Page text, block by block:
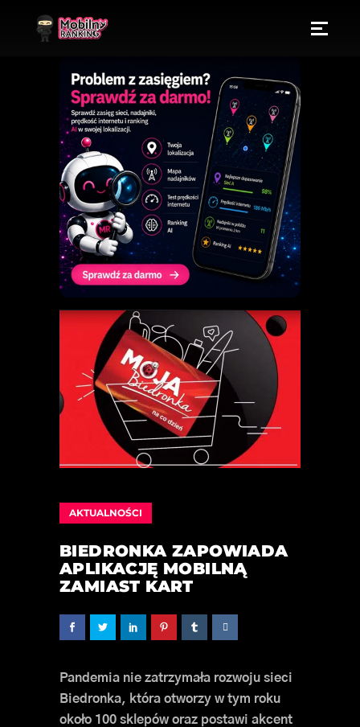
AKTUALNOŚCI
BIEDRONKA ZAPOWIADA
APLIKACJĘ MOBILNĄ
ZAMIAST KART
Pandemia nie zatrzymała rozwoju sieci
Biedronka, która otworzy w tym roku
około 100 sklepów oraz postawi akcent